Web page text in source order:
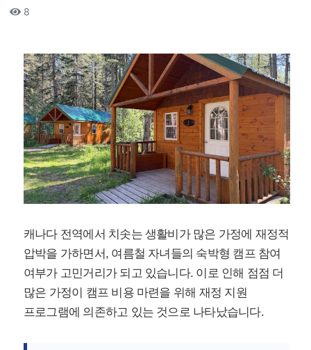
컨텐츠 정보
8
캐나다 전역에서 치솟는 생활비가 많은 가정에 재정적
압박을 가하면서, 여름철 자녀들의 숙박형 캠프 참여
여부가 고민거리가 되고 있습니다. 이로 인해 점점 더
많은 가정이 캠프 비용 마련을 위해 재정 지원
프로그램에 의존하고 있는 것으로 나타났습니다.